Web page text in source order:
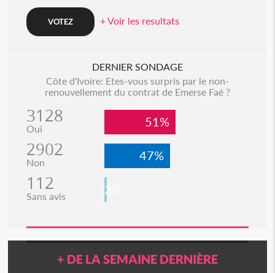
+ Voir les resultats
DERNIER SONDAGE
Côte d'Ivoire: Etes-vous surpris par le non-
renouvellement du contrat de Emerse Faé ?
3128
Oui 51%
2902
Non 47%
112
Sans avis 2%
+ DE LA SEMAINE DERNIÈRE